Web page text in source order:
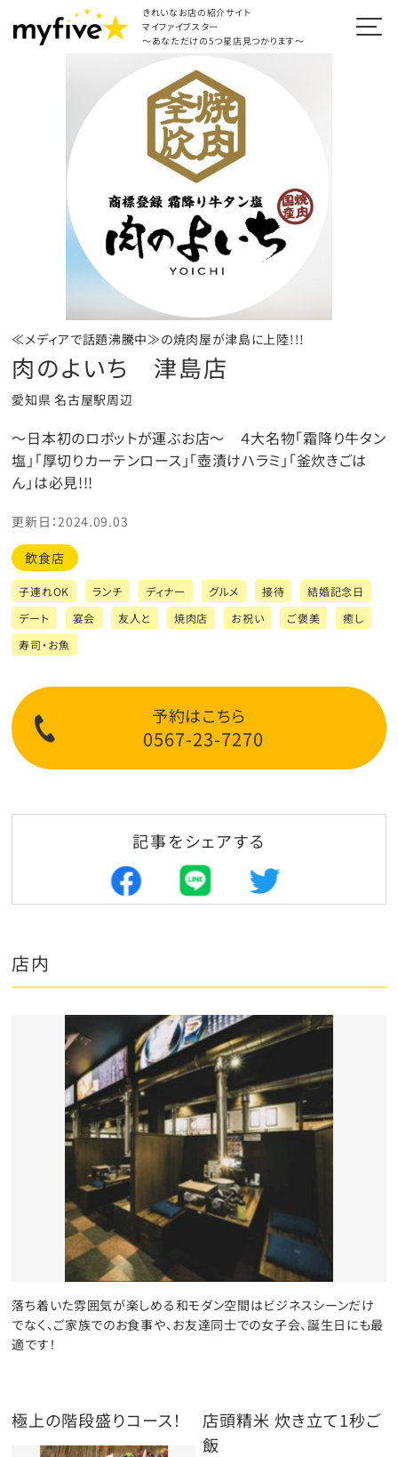
きれいなお店の紹介サイト
マイファイブスター
～あなただけの5つ星店見つかります～
≪メディアで話題沸騰中≫の焼肉屋が津島に上陸!!!
肉のよいち 津島店
愛知県 名古屋駅周辺
～日本初のロボットが運ぶお店～ ４大名物「霜降り牛タン
塩」「厚切りカーテンロース」「壺漬けハラミ」「釜炊きごは
ん」は必見!!!
更新日：2024.09.03
飲食店
子連れOK ランチ ディナー グルメ 接待
結婚記念日
デート
宴会 友人と 焼肉店 お祝い ご褒美
癒し
寿司・お魚
予約はこちら
0567-23-7270
記事をシェアする
店内
落ち着いた雰囲気が楽しめる和モダン空間はビジネスシーンだけ
でなく、ご家族でのお食事や、お友達同士での女子会、誕生日にも最
適です！
極上の階段盛りコース！
店頭精米 炊き立て1秒ご
飯